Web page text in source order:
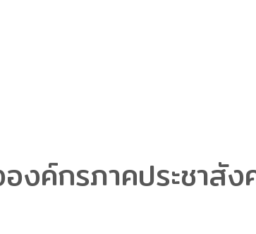
งค์กรภาคประชาสัง